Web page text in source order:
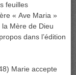
feuilles
« Ave Maria »
Mère de Dieu
dans l’édition
Marie accepte